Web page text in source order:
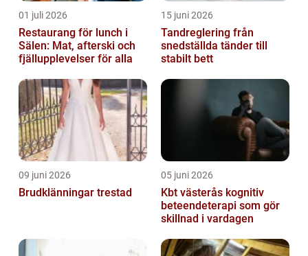
01 juli 2026
Restaurang för lunch i
Sälen: Mat, afterski och
fjällupplevelser för alla
15 juni 2026
Tandreglering från
snedställda tänder till
stabilt bett
09 juni 2026
Brudklänningar trestad
05 juni 2026
Kbt västerås kognitiv
beteendeterapi som gör
skillnad i vardagen